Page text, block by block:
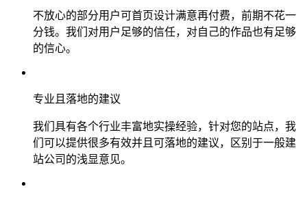
不放心的部分用户可首页设计满意再付费，前期不花一
分钱。我们对用户足够的信任，对自己的作品也有足够
的信心。
专业且落地的建议
我们具有各个行业丰富地实操经验，针对您的站点，我
们可以提供很多有效并且可落地的建议，区别于一般建
站公司的浅显意见。